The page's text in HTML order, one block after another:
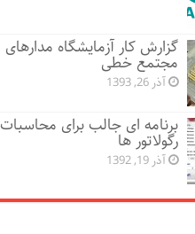
گزارش کار آزمایشگاه مدارهای
مجتمع خطی
آذر 26, 1393
برنامه ای جالب برای محاسبات
رگولاتور ها
آذر 19, 1392